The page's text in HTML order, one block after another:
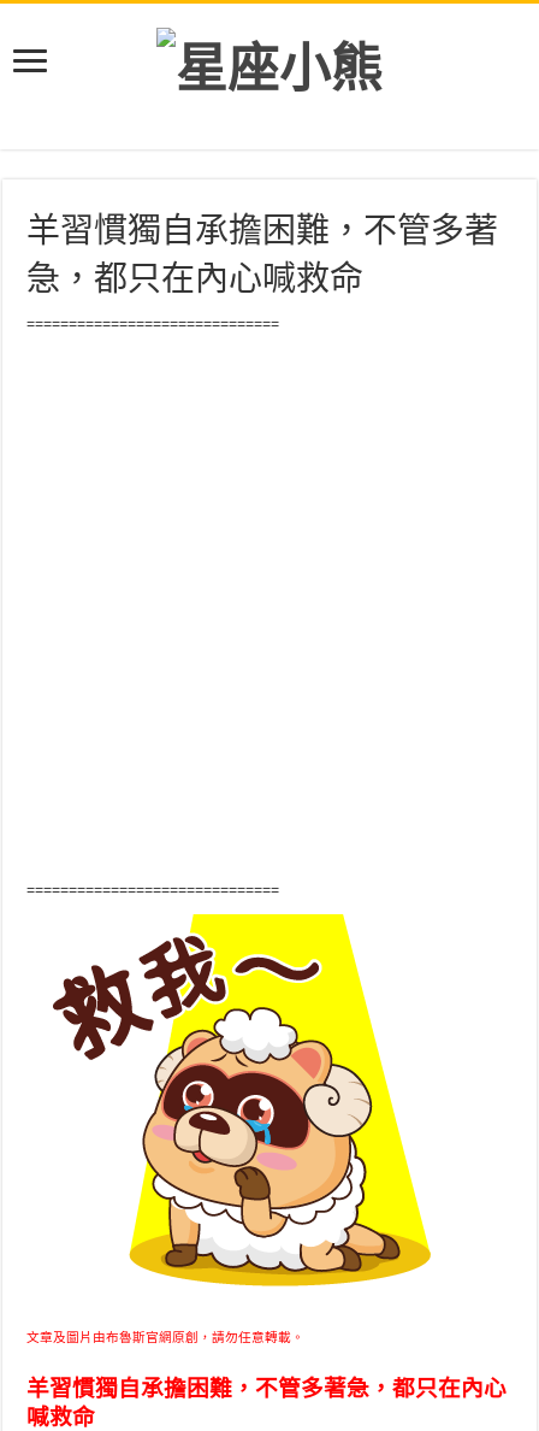
羊習慣獨自承擔困難，不管多著
急，都只在內心喊救命
==============================
==============================
文章及圖片由布魯斯官網原創，請勿任意轉載。
羊習慣獨自承擔困難，不管多著急，都只在內心
喊救命